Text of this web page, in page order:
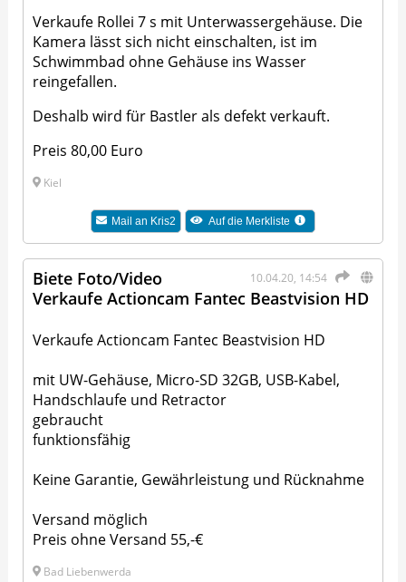
Verkaufe Rollei 7 s mit Unterwassergehäuse. Die
Kamera lässt sich nicht einschalten, ist im
Schwimmbad ohne Gehäuse ins Wasser
reingefallen.
Deshalb wird für Bastler als defekt verkauft.
Preis 80,00 Euro
Kiel
Mail an Kris2 Auf die Merkliste
10.04.20, 14:54
Biete Foto/Video
Verkaufe Actioncam Fantec Beastvision HD
Verkaufe Actioncam Fantec Beastvision HD
mit UW-Gehäuse, Micro-SD 32GB, USB-Kabel,
Handschlaufe und Retractor
gebraucht
funktionsfähig
Keine Garantie, Gewährleistung und Rücknahme
Versand möglich
Preis ohne Versand 55,-€
Bad Liebenwerda